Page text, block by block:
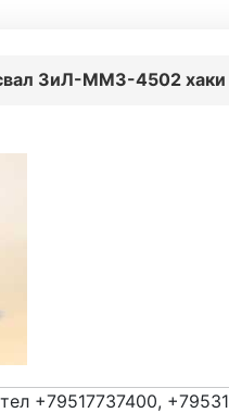
ЗиЛ-ММЗ-4502 хаки
+79517737400,